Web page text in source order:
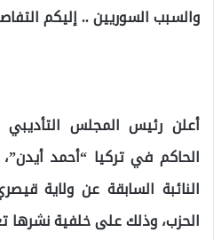
والسبب السوريين .. إليكم
أعلن رئيس المجلس
الحاكم في تركيا “أحمد
النائبة السابقة عن ولاية
الحزب، وذلك على خلفية نشرها